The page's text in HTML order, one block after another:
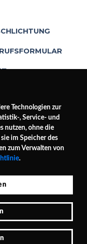
Technologien zur
, Service- und
nutzen, ohne die
im Speicher des
zum Verwalten von
.
SOCIAL MEDIA
3
/ Polska